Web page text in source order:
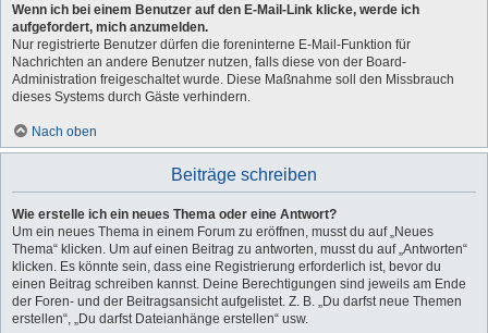
Wenn ich bei einem Benutzer auf den E-Mail-Link klicke, werde ich
aufgefordert, mich anzumelden.
Nur registrierte Benutzer dürfen die foreninterne E-Mail-Funktion für
Nachrichten an andere Benutzer nutzen, falls diese von der Board-
Administration freigeschaltet wurde. Diese Maßnahme soll den Missbrauch
dieses Systems durch Gäste verhindern.
Nach oben
Beiträge schreiben
Wie erstelle ich ein neues Thema oder eine Antwort?
Um ein neues Thema in einem Forum zu eröffnen, musst du auf „Neues
Thema“ klicken. Um auf einen Beitrag zu antworten, musst du auf „Antworten“
klicken. Es könnte sein, dass eine Registrierung erforderlich ist, bevor du
einen Beitrag schreiben kannst. Deine Berechtigungen sind jeweils am Ende
der Foren- und der Beitragsansicht aufgelistet. Z. B. „Du darfst neue Themen
erstellen“, „Du darfst Dateianhänge erstellen“ usw.